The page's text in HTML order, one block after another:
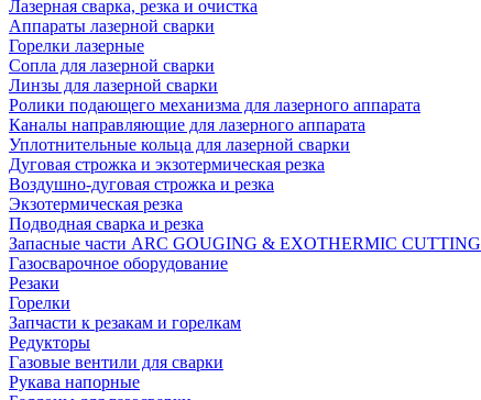
Лазерная сварка, резка и очистка
Аппараты лазерной сварки
Горелки лазерные
Сопла для лазерной сварки
Линзы для лазерной сварки
Ролики подающего механизма для лазерного аппарата
Каналы направляющие для лазерного аппарата
Уплотнительные кольца для лазерной сварки
Дуговая строжка и экзотермическая резка
Воздушно-дуговая строжка и резка
Экзотермическая резка
Подводная сварка и резка
Запасные части ARC GOUGING & EXOTHERMIC CUTTING
Газосварочное оборудование
Резаки
Горелки
Запчасти к резакам и горелкам
Редукторы
Газовые вентили для сварки
Рукава напорные